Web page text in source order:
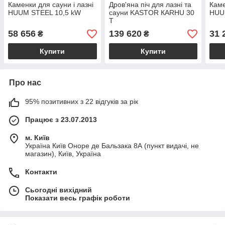
Каменки для сауни і лазні
HUUM STEEL 10,5 kW
58 656 ₴
Купити
Дров'яна піч для лазні та
сауни KASTOR КARHU 30
T
139 620₴
Купити
31
Про нас
95% позитивних з 22 відгуків за рік
Працює з 23.07.2013
м. Київ
Україна Київ Оноре де Бальзака 8А (пункт видачі, не
магазин), Київ, Україна
Контакти
Сьогодні вихідний
Показати весь графік роботи